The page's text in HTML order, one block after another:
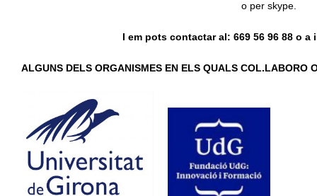
o per skype.
I em pots contactar al: 669 56 96 88 o
ALGUNS DELS ORGANISMES EN ELS QUALS COL.LABORO